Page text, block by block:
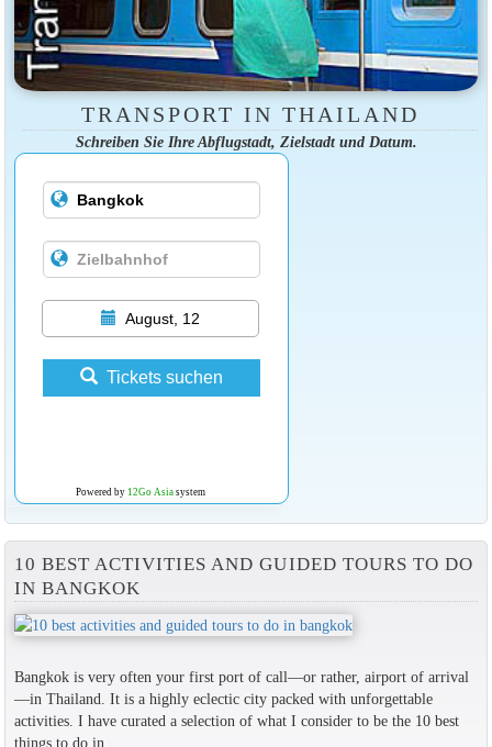
TRANSPORT IN THAILAND
Schreiben Sie Ihre Abflugstadt, Zielstadt und Datum.
August, 12
Tickets suchen
Powered by 12Go Asiasystem
10 BEST ACTIVITIES AND GUIDED TOURS TO DO
IN BANGKOK
Bangkok is very often your first port of call—or rather, airport of arrival
—in Thailand. It is a highly eclectic city packed with unforgettable
activities. I have curated a selection of what I consider to be the 10 best
things to do in...